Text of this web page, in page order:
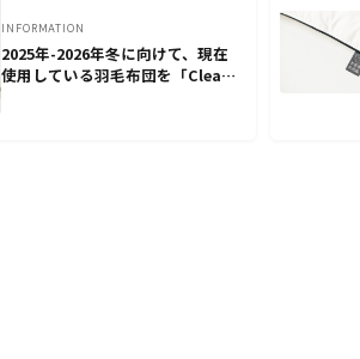
INFORMATION
2025年-2026年冬に向けて、現在
使用している羽毛布団を「Clean